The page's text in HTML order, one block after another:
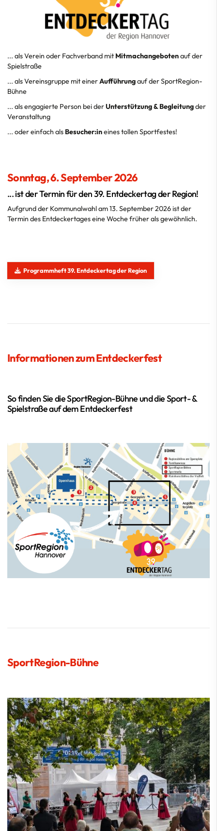
... als Verein oder Fachverband mit Mitmachangebotenauf der
Spielstraße
... als Vereinsgruppe mit einerAufführungauf der SportRegion-
Bühne
... als engagierte Person bei derUnterstützung & Begleitungder
Veranstaltung
... oder einfach als Besucher:ineines tollen Sportfestes!
Sonntag, 6. September 2026
... ist der Termin für den 39. Entdeckertag der Region!
Aufgrund der Kommunalwahl am 13. September 2026 ist der
Termin des Entdeckertages eine Woche früher als gewöhnlich.
Programmheft 39. Entdeckertag der Region
Informationen zum Entdeckerfest
So finden Sie die SportRegion-Bühne und die Sport- &
Spielstraße auf dem Entdeckerfest
SportRegion-Bühne